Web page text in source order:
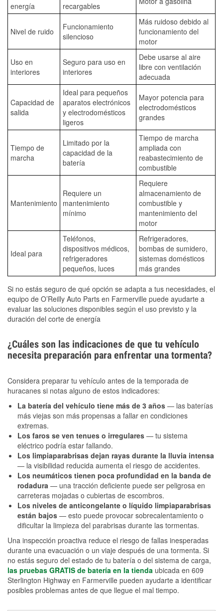
energía
recargables
Nivel de ruido
Funcionamiento
silencioso
Más ruidoso debido al
funcionamiento del
motor
Uso en
interiores
Seguro para uso en
interiores
Debe usarse al aire
libre con ventilación
adecuada
Capacidad de
salida
Ideal para pequeños
aparatos electrónicos
y electrodomésticos
ligeros
Mayor potencia para
electrodomésticos
grandes
Tiempo de
marcha
Limitado por la
capacidad de la
batería
Tiempo de marcha
ampliada con
reabastecimiento de
combustible
Mantenimiento
Requiere un
mantenimiento
mínimo
Requiere
almacenamiento de
combustible y
mantenimiento del
motor
Ideal para
Teléfonos,
dispositivos médicos,
refrigeradores
pequeños, luces
Refrigeradores,
bombas de sumidero,
sistemas domésticos
más grandes
Si no estás seguro de qué opción se adapta a tus necesidades, el
equipo de O’Reilly Auto Parts en Farmerville puede ayudarte a
evaluar las soluciones disponibles según el uso previsto y la
duración del corte de energía
¿Cuáles son las indicaciones de que tu vehículo
necesita preparación para enfrentar una tormenta?
Considera preparar tu vehículo antes de la temporada de
huracanes si notas alguno de estos indicadores:
La batería del vehículo tiene más de 3 años — las baterías
más viejas son más propensas a fallar en condiciones
extremas.
Los faros se ven tenues o irregulares — tu sistema
eléctrico podría estar fallando.
Los limpiaparabrisas dejan rayas durante la lluvia intensa
— la visibilidad reducida aumenta el riesgo de accidentes.
Los neumáticos tienen poca profundidad en la banda de
rodadura — una tracción deficiente puede ser peligrosa en
carreteras mojadas o cubiertas de escombros.
Los niveles de anticongelante o líquido limpiaparabrisas
están bajos — esto puede provocar sobrecalentamiento o
dificultar la limpieza del parabrisas durante las tormentas.
Una inspección proactiva reduce el riesgo de fallas inesperadas
durante una evacuación o un viaje después de una tormenta. Si
no estás seguro del estado de tu batería o del sistema de carga,
las pruebas GRATIS de batería en la tienda ubicada en 609
Sterlington Highway en Farmerville pueden ayudarte a identificar
posibles problemas antes de que llegue el mal tiempo.